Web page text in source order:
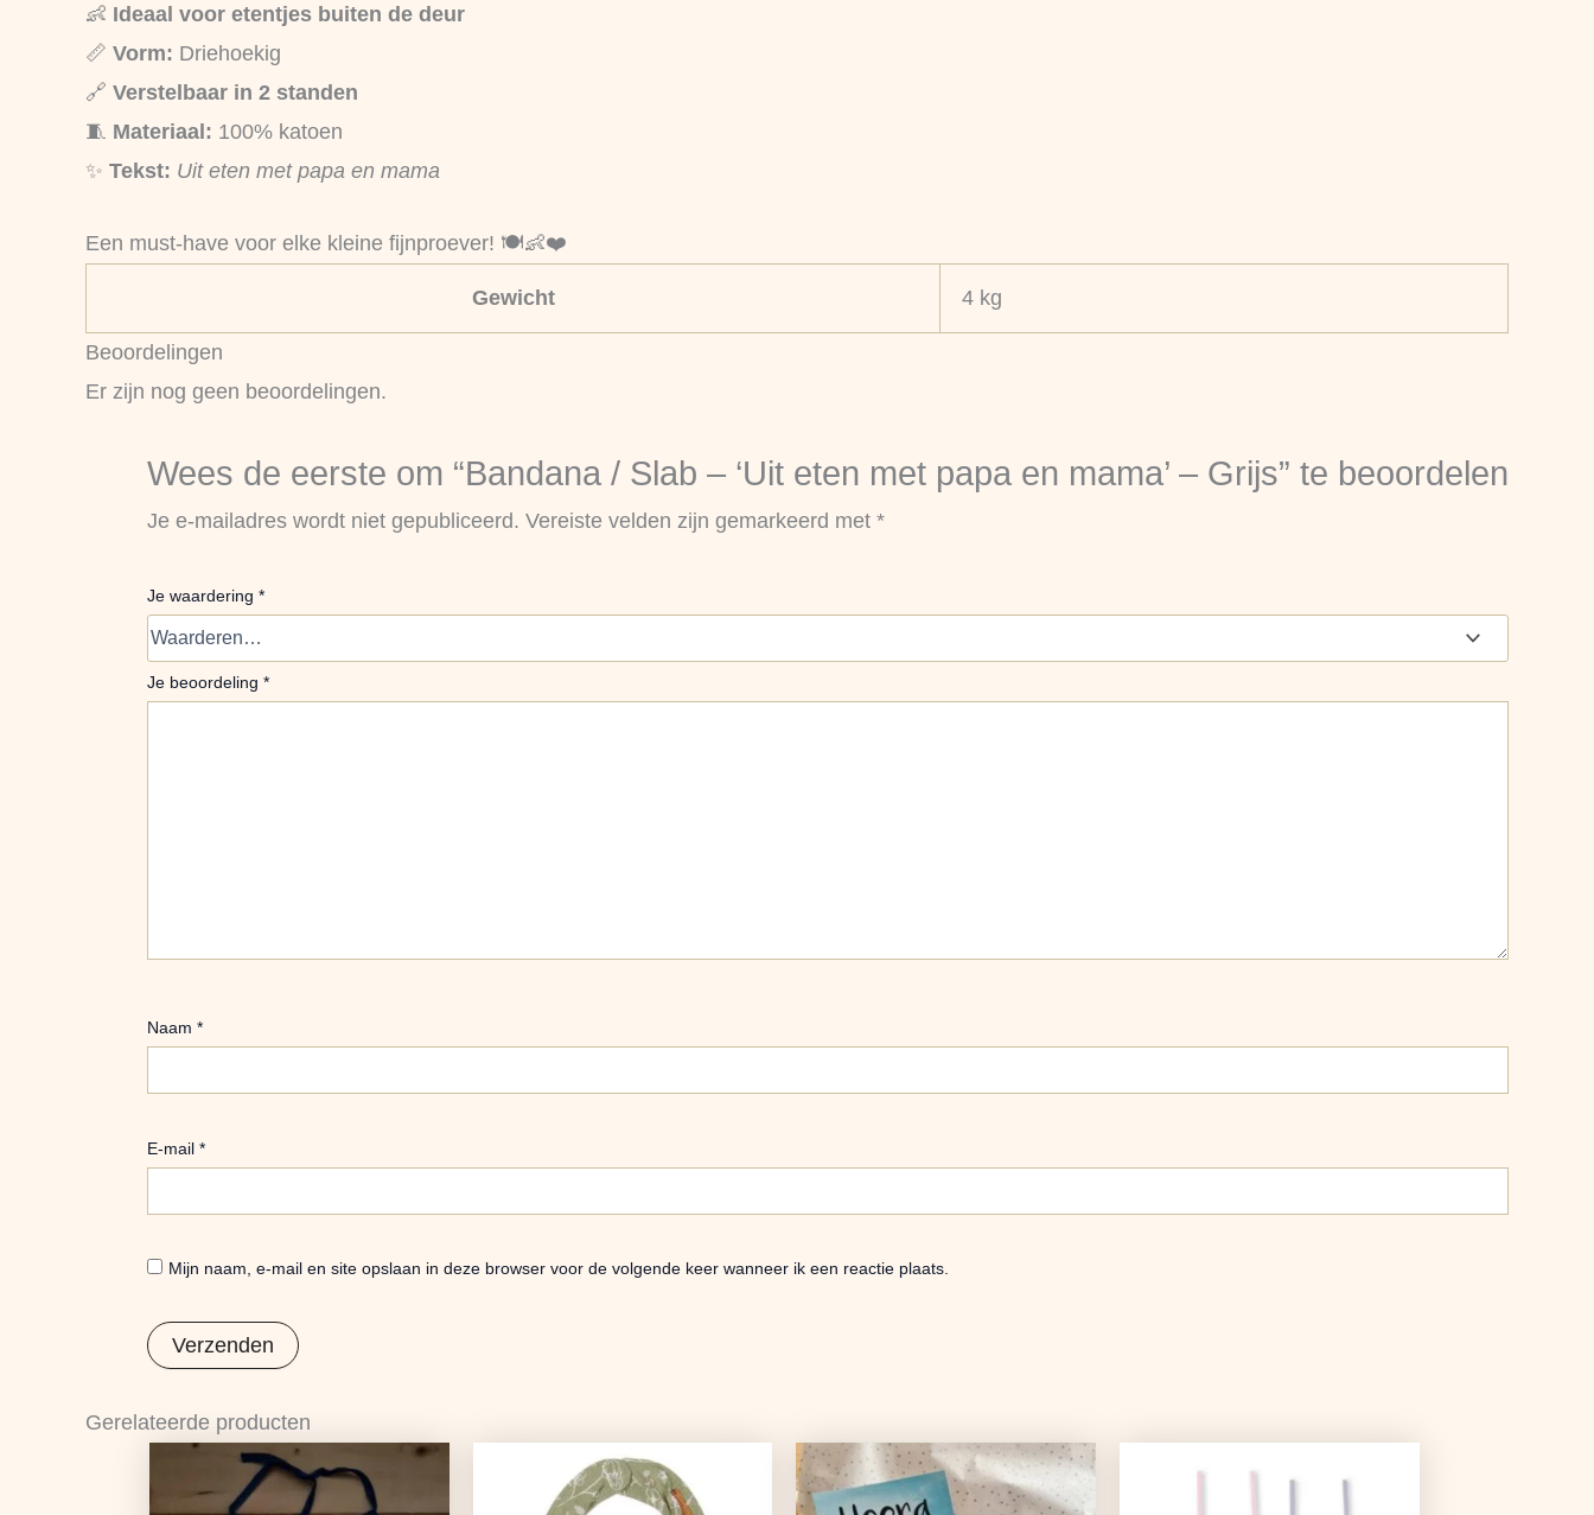
👶 Ideaal voor etentjes buiten de deur
📏 Vorm: Driehoekig
🔗 Verstelbaar in 2 standen
🧵 Materiaal: 100% katoen
✨ Tekst: Uit eten met papa en mama
Een must-have voor elke kleine fijnproever! 🍽️👶❤️
Gewicht 4 kg
Beoordelingen
Er zijn nog geen beoordelingen.
Wees de eerste om “Bandana / Slab – ‘Uit eten met papa en mama’ – Grijs” te beoordelen
Je e-mailadres wordt niet gepubliceerd. Vereiste velden zijn gemarkeerd met *
Je waardering *
Je beoordeling *
Naam *
E-mail *
Mijn naam, e-mail en site opslaan in deze browser voor de volgende keer wanneer ik een reactie plaats.
Gerelateerde producten
Oorspronkelijke
was:
Huidige
prijs
is: